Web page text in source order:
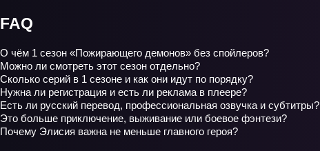
FAQ
О чём 1 сезон «Пожирающего демонов» без спойлеров?
Можно ли смотреть этот сезон отдельно?
Сколько серий в 1 сезоне и как они идут по порядку?
Нужна ли регистрация и есть ли реклама в плеере?
Есть ли русский перевод, профессиональная озвучка и субтитры?
Это больше приключение, выживание или боевое фэнтези?
Почему Элисия важна не меньше главного героя?